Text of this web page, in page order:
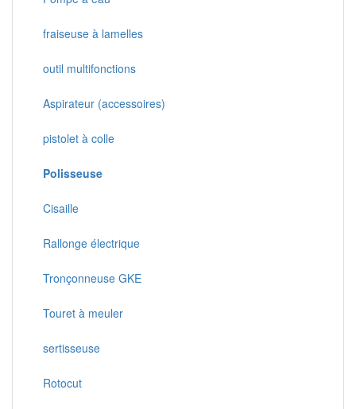
fraiseuse à lamelles
outil multifonctions
Aspirateur (accessoires)
pistolet à colle
Polisseuse
Cisaille
Rallonge électrique
Tronçonneuse GKE
Touret à meuler
sertisseuse
Rotocut